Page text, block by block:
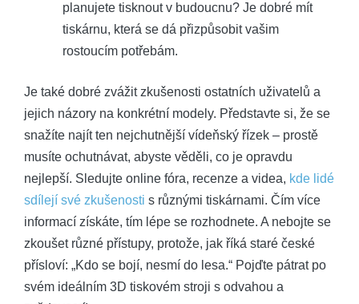
planujete tisknout v budoucnu? Je dobré mít
tiskárnu, která se dá přizpůsobit vašim
rostoucím potřebám.
Je také dobré zvážit zkušenosti ostatních uživatelů a
jejich názory na konkrétní modely. Představte si, že se
snažíte najít ten nejchutnější vídeňský řízek – prostě
musíte ochutnávat, abyste věděli, co je opravdu
nejlepší. Sledujte online fóra, recenze a videa, kde lidé
sdílejí své zkušenosti s různými tiskárnami. Čím více
informací získáte, tím lépe se rozhodnete. A nebojte se
zkoušet různé přístupy, protože, jak říká staré české
přísloví: „Kdo se bojí, nesmí do lesa.“ Pojďte pátrat po
svém ideálním 3D tiskovém stroji s odvahou a